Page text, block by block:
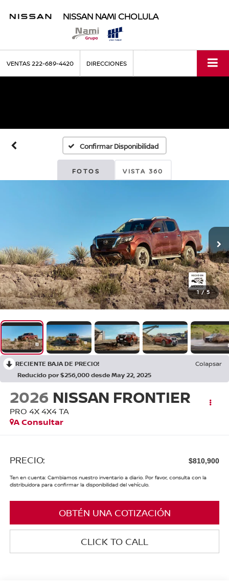
NISSAN NAMI CHOLULA
VENTAS222-689-4420 DIRECCIONES
Confirmar Disponibilidad
FOTOS VISTA 360
1 / 5
RECIENTE BAJA DE PRECIO!
Colapsar
Reducido por $256,000 desde May 22, 2025
2026 NISSAN FRONTIER
PRO 4X 4X4 TA
A Consultar
PRECIO: $810,900
Ten en cuenta: Cambiamos nuestro inventario a diario. Por favor, consulta con la
distribuidora para confirmar la disponibilidad del vehículo.
OBTÉN UNA COTIZACIÓN
CLICK TO CALL